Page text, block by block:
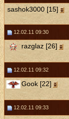
sashok3000 [15]
12.02.11 09:30
razglaz [26]
12.02.11 09:32
Gook [22]
12.02.11 09:33